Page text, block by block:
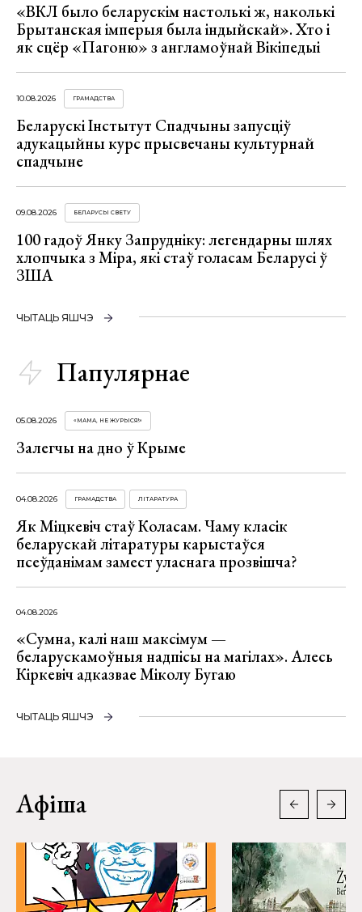
«ВКЛ было беларускім настолькі ж, наколькі
Брытанская імперыя была індыйскай». Хто і
як сцёр «Пагоню» з англамоўнай Вікіпедыі
10.08.2026 ГРАМАДСТВА
Беларускі Інстытут Спадчыны запусціў
адукацыйны курс прысвечаны культурнай
спадчыне
09.08.2026 БЕЛАРУСЫ СВЕТУ
100 гадоў Янку Запрудніку: легендарны шлях
хлопчыка з Міра, які стаў голасам Беларусі ў
ЗША
ЧЫТАЦЬ ЯШЧЭ
Папулярнае
05.08.2026 «МАМА, НЕ ЖУРЫСЯ!»
Залегчы на дно ў Крыме
04.08.2026 ГРАМАДСТВА ЛІТАРАТУРА
Як Міцкевіч стаў Коласам. Чаму класік
беларускай літаратуры карыстаўся
псеўданімам замест уласнага прозвішча?
04.08.2026
«Сумна, калі наш максімум —
беларускамоўныя надпісы на магілах». Алесь
Кіркевіч адказвае Міколу Бугаю
ЧЫТАЦЬ ЯШЧЭ
Афіша